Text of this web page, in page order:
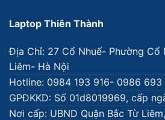
Laptop Thiên Thành
Địa Chỉ: 27 Cổ Nhuế- Phường Cổ
Liêm- Hà Nội
Hotline: 0984 193 916- 0986 693
GPĐKKD: Số 01d8019969, cấp
Nơi cấp: UBND Quận Bắc Từ